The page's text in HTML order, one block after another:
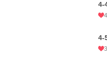
4-
4-